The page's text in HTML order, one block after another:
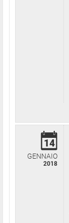
14
GENNAIO
2018